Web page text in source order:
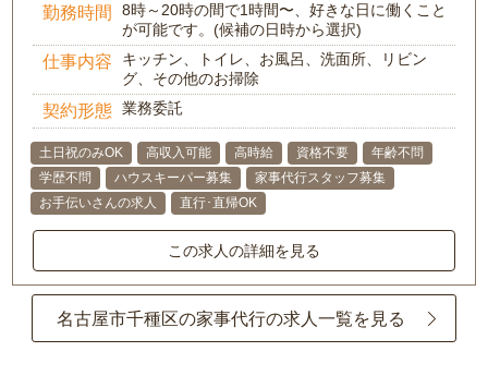
勤務時間
8時～20時の間で1時間〜、好きな日に働くこと
が可能です。(候補の日時から選択)
仕事内容
キッチン、トイレ、お風呂、洗面所、リビン
グ、その他のお掃除
契約形態 業務委託
土日祝のみOK 高収入可能 高時給 資格不要
年齢不問
学歴不問
ハウスキーパー募集
家事代行スタッフ募集
お手伝いさんの求人
直行･直帰OK
この求人の詳細を見る
名古屋市千種区の家事代行の求人一覧を見る